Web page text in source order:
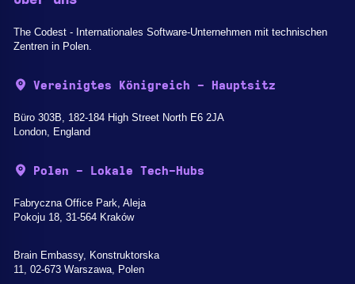
The Codest - Internationales Software-Unternehmen mit technischen
Zentren in Polen.
Vereinigtes Königreich - Hauptsitz
Büro 303B, 182-184 High Street North E6 2JA
London, England
Polen - Lokale Tech-Hubs
Fabryczna Office Park, Aleja
Pokoju 18, 31-564 Kraków
Brain Embassy, Konstruktorska
11, 02-673 Warszawa, Polen